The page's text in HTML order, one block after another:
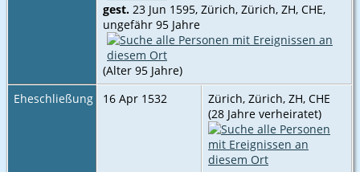
gest. 23 Jun 1595, Zürich, Zürich, ZH, CHE‎,
ungefähr 95 Jahre
(Alter 95 Jahre)
Eheschließung
16 Apr 1532
Zürich, Zürich, ZH, CHE
(28 Jahre verheiratet)